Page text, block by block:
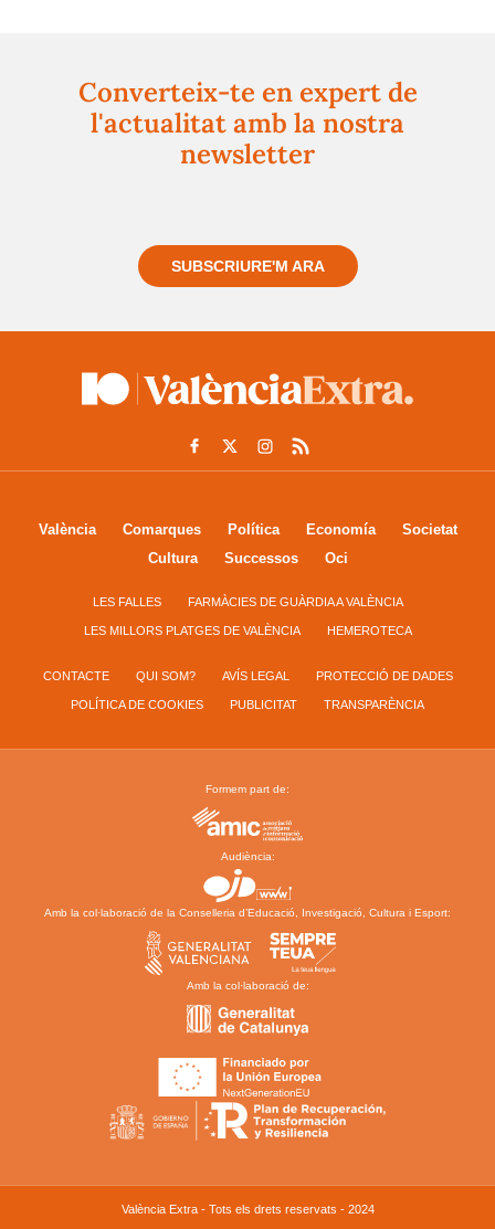
Converteix-te en expert de
l'actualitat amb la nostra
newsletter
SUBSCRIURE'M ARA
València Comarques Política Economía
Societat
Cultura
Successos Oci
LES FALLES FARMÀCIES DE GUÀRDIA A VALÈNCIA
LES MILLORS PLATGES DE VALÈNCIA HEMEROTECA
CONTACTE QUI SOM? AVÍS LEGAL PROTECCIÓ DE DADES
POLÍTICA DE COOKIES PUBLICITAT TRANSPARÈNCIA
Formem part de:
Audiència:
Amb la col·laboració de la Conselleria d’Educació, Investigació, Cultura i Esport:
Amb la col·laboració de:
València Extra - Tots els drets reservats - 2024